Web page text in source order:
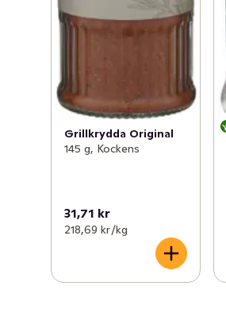
Grillkrydda Original
145 g, Kockens
31,71 kr
218,69 kr /kg